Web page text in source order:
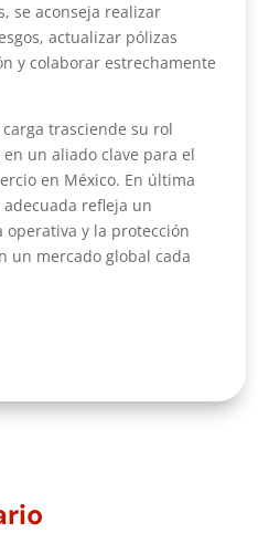
se aconseja realizar
actualizar pólizas
y colaborar estrechamente
trasciende su rol
un aliado clave para el
en México. En última
refleja un
operativa y la protección
un mercado global cada